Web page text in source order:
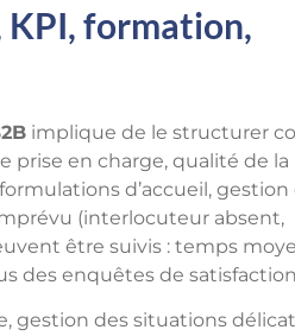
KPI, formation,
implique de le structurer
prise en charge, qualité de la
d’accueil, gestion
(interlocuteur absent,
être suivis : temps
des enquêtes de
gestion des situations